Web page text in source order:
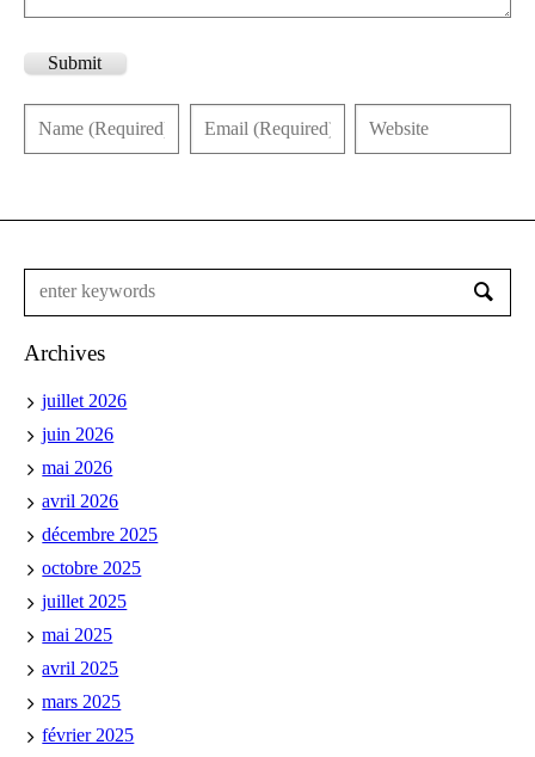
Submit
Archives
juillet 2026
juin 2026
mai 2026
avril 2026
décembre 2025
octobre 2025
juillet 2025
mai 2025
avril 2025
mars 2025
février 2025